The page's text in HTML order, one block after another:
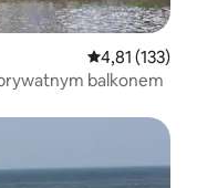
Średnia
4,81 (133)
balkonem